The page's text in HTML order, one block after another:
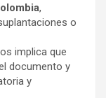
,
o
implica que
documento y
y